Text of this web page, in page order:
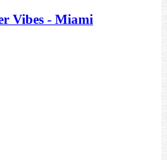
Vibes - Miami